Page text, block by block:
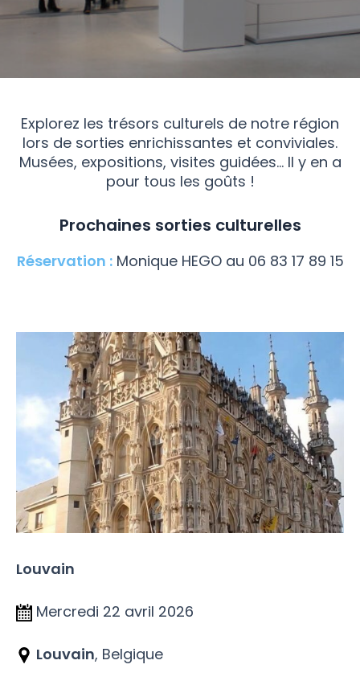
Explorez les trésors culturels de notre région
lors de sorties enrichissantes et conviviales.
Musées, expositions, visites guidées… Il y en a
pour tous les goûts !
Prochaines sorties culturelles
Réservation :Monique HEGO au 06 83 17 89 15
Louvain
Mercredi 22 avril 2026
Louvain, Belgique